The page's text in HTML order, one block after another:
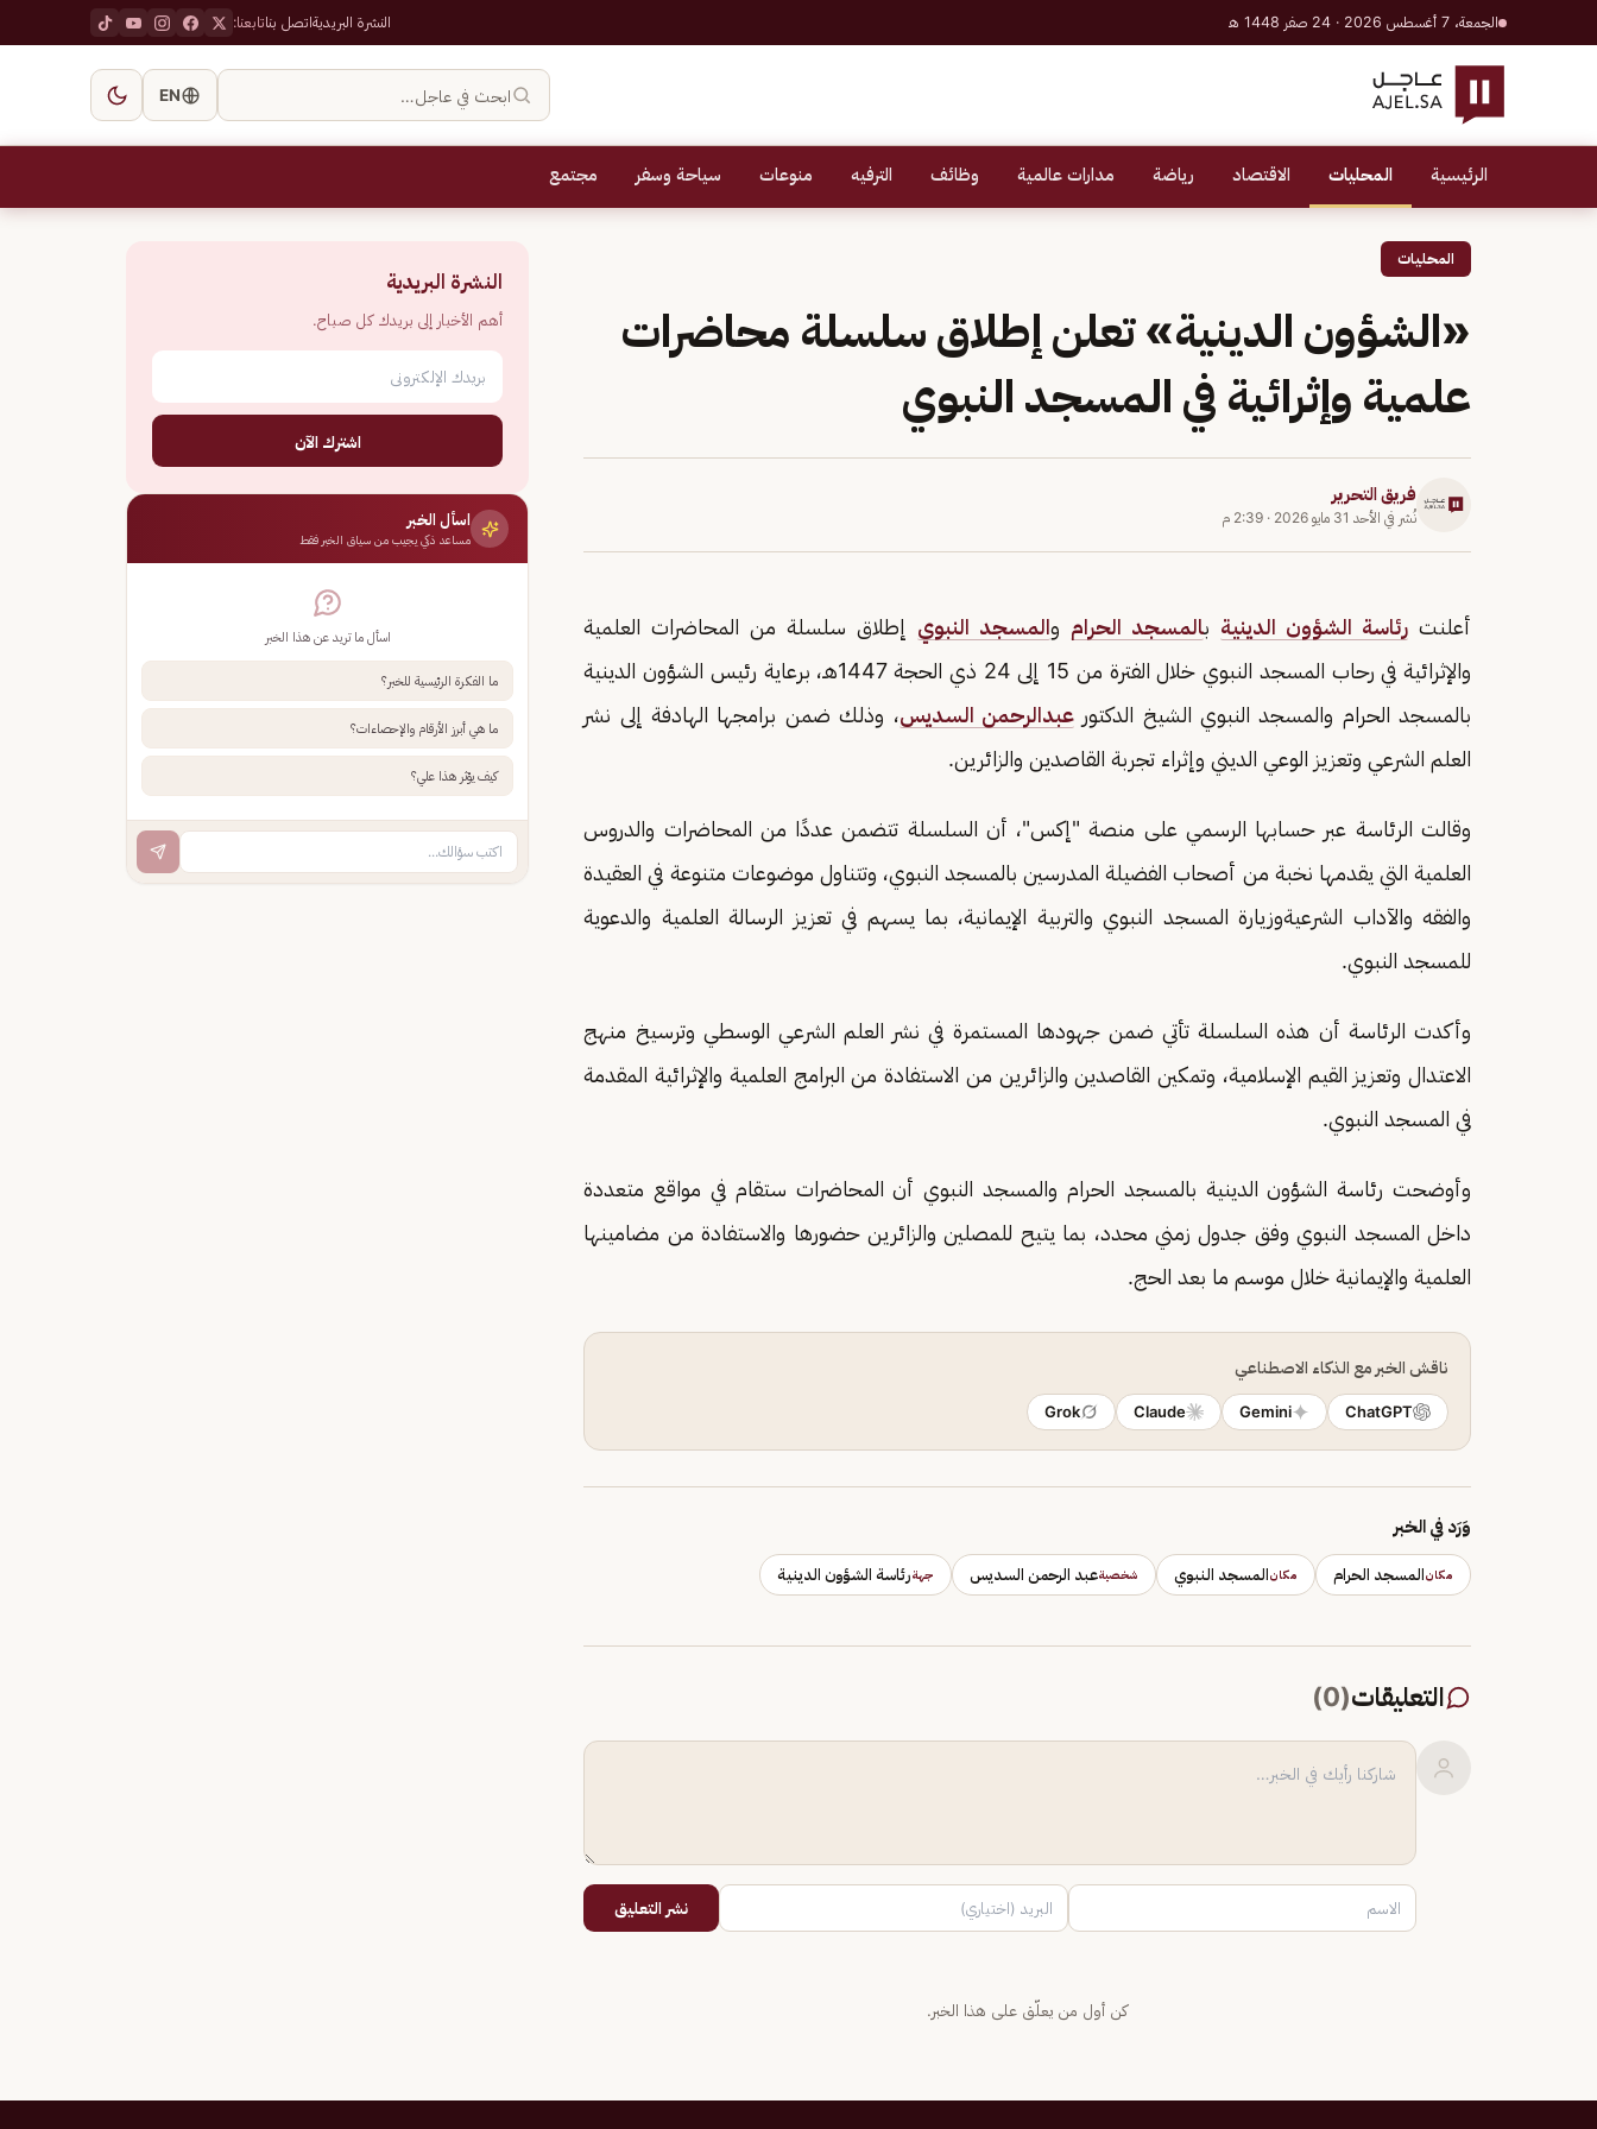
الجمعة، 7 أغسطس 2026 · 24 صفر 1448 هـ النشرة البريديةاتصل بناتابعنا:
ابحث في عاجل… EN
الرئيسية المحليات الاقتصاد رياضة مدارات عالمية وظائف الترفيه منوعات سياحة وسفر مجتمع
المحليات
«الشؤون الدينية» تعلن إطلاق سلسلة محاضرات
علمية وإثرائية في المسجد النبوي
فريق التحرير
نُشر في الأحد 31 مايو 2026 · 2:39 م
أعلنت رئاسة الشؤون الدينية بالمسجد الحرام والمسجد النبوي إطلاق سلسلة من المحاضرات العلمية
والإثرائية في رحاب المسجد النبوي خلال الفترة من 15 إلى 24 ذي الحجة 1447هـ، برعاية رئيس الشؤون الدينية
بالمسجد الحرام والمسجد النبوي الشيخ الدكتورعبدالرحمن السديس، وذلك ضمن برامجها الهادفة إلى نشر
العلم الشرعي وتعزيز الوعي الديني وإثراء تجربة القاصدين والزائرين.
وقالت الرئاسة عبر حسابها الرسمي على منصة "إكس"، أن السلسلة تتضمن عددًا من المحاضرات والدروس
العلمية التي يقدمها نخبة من أصحاب الفضيلة المدرسين بالمسجد النبوي، وتتناول موضوعات متنوعة في العقيدة
والفقه والآداب الشرعيةوزيارة المسجد النبوي والتربية الإيمانية، بما يسهم في تعزيز الرسالة العلمية والدعوية
للمسجد النبوي.
وأكدت الرئاسة أن هذه السلسلة تأتي ضمن جهودها المستمرة في نشر العلم الشرعي الوسطي وترسيخ منهج
الاعتدال وتعزيز القيم الإسلامية، وتمكين القاصدين والزائرين من الاستفادة من البرامج العلمية والإثرائية المقدمة
في المسجد النبوي.
وأوضحت رئاسة الشؤون الدينية بالمسجد الحرام والمسجد النبوي أن المحاضرات ستقام في مواقع متعددة
داخل المسجد النبوي وفق جدول زمني محدد، بما يتيح للمصلين والزائرين حضورها والاستفادة من مضامينها
العلمية والإيمانية خلال موسم ما بعد الحج.
ناقش الخبر مع الذكاء الاصطناعي
ChatGPT
Gemini
Claude
Grok
وَرَد في الخبر
مكانالمسجد الحرام مكانالمسجد النبوي شخصيةعبد الرحمن السديس جهةرئاسة الشؤون الدينية
التعليقات(
0
)
نشر التعليق
كن أول من يعلّق على هذا الخبر.
النشرة البريدية
أهم الأخبار إلى بريدك كل صباح.
اشترك الآن
اسأل الخبر
مساعد ذكي يجيب من سياق الخبر فقط
اسأل ما تريد عن هذا الخبر
ما الفكرة الرئيسية للخبر؟
ما هي أبرز الأرقام والإحصاءات؟
كيف يؤثر هذا علي؟